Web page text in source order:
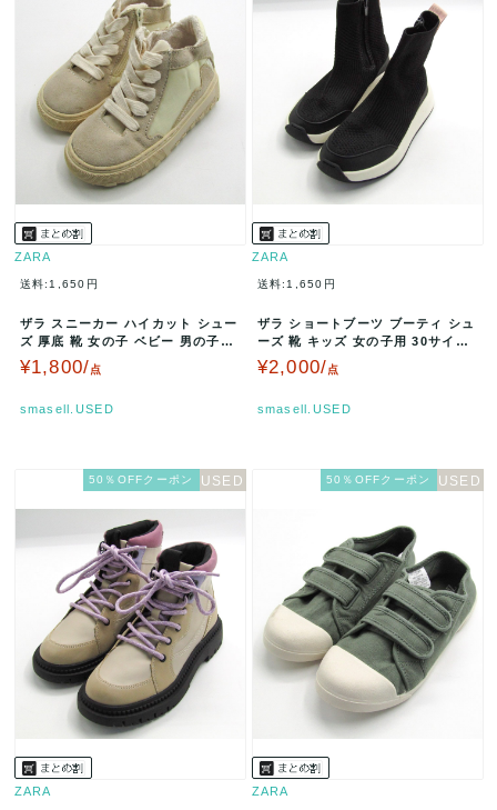
ZARA
送料:1,650円
ザラ スニーカー ハイカット シュー
ズ 厚底 靴 女の子 ベビー 男の子用
24サイズ ベージュ Z…
¥1,800/点
smasell.USED
ZARA
送料:1,650円
ザラ ショートブーツ ブーティ シュ
ーズ 靴 キッズ 女の子用 30サイズ
ブラック ZARA 【中…
¥2,000/点
smasell.USED
50％OFFクーポン
ZARA
50％OFFクーポン
ZARA